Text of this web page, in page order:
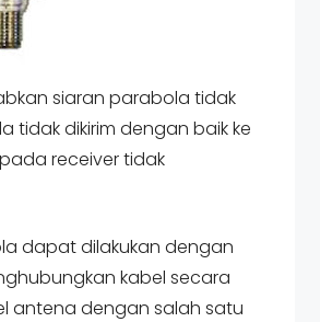
siaran parabola tidak
tidak dikirim dengan baik ke
receiver tidak
dapat dilakukan dengan
kabel secara
antena dengan salah satu